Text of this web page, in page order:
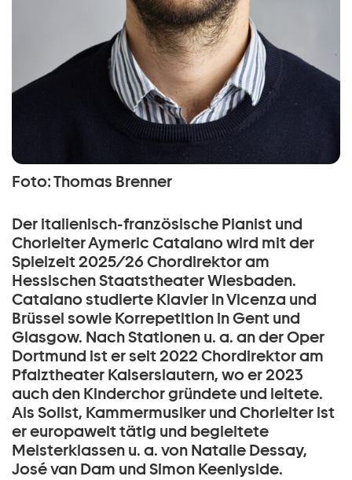
Foto: Thomas Brenner
Der italienisch-französische Pianist und
Chorleiter Aymeric Catalano wird mit der
Spielzeit 2025/26 Chordirektor am
Hessischen Staatstheater Wiesbaden.
Catalano studierte Klavier in Vicenza und
Brüssel sowie Korrepetition in Gent und
Glasgow. Nach Stationen u. a. an der Oper
Dortmund ist er seit 2022 Chordirektor am
Pfalztheater Kaiserslautern, wo er 2023
auch den Kinderchor gründete und leitete.
Als Solist, Kammermusiker und Chorleiter ist
er europaweit tätig und begleitete
Meisterklassen u. a. von Natalie Dessay,
José van Dam und Simon Keenlyside.